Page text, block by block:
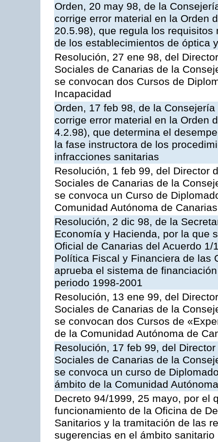
Orden, 20 may 98, de la
corrige error material en la Orden
20.5.98), que regula los
de los establecimientos de óptica
Resolución, 27 ene 98, del
Sociales de Canarias de la
se convocan dos Cursos de
Incapacidad
Orden, 17 feb 98, de la
corrige error material en la Orden
4.2.98), que determina el
la fase instructora de los
infracciones sanitarias
Resolución, 1 feb 99, del Director
Sociales de Canarias de la
se convoca un Curso de
Comunidad Autónoma de Canarias
Resolución, 2 dic 98, de la
Economía y Hacienda, por la que
Oficial de Canarias del Acuerdo
Política Fiscal y Financiera de las
aprueba el sistema de
periodo 1998-2001
Resolución, 13 ene 99, del
Sociales de Canarias de la
se convocan dos Cursos de
de la Comunidad Autónoma de
Resolución, 17 feb 99, del
Sociales de Canarias de la
se convoca un curso de
ámbito de la Comunidad
Decreto 94/1999, 25 mayo, por el
funcionamiento de la Oficina de
Sanitarios y la tramitación de las
sugerencias en el ámbito sanitario